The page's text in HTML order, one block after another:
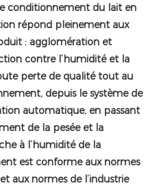
conditionnement du lait en
répond pleinement aux
: agglomération et
contre l’humidité et la
perte de qualité tout au
depuis le système de
automatique, en passant
de la pesée et la
à l’humidité de la
est conforme aux normes
aux normes de l’industrie